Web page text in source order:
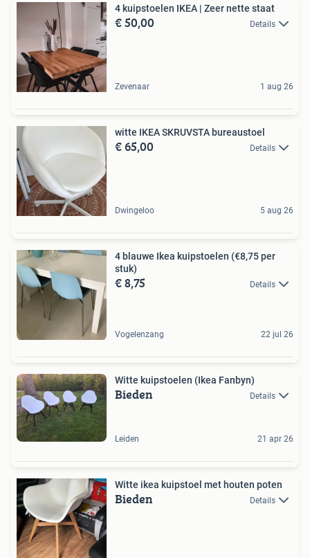
4 kuipstoelen IKEA | Zeer nette staat
€ 50,00 Details
Zevenaar 1 aug 26
witte IKEA SKRUVSTA bureaustoel
€ 65,00 Details
Dwingeloo 5 aug 26
4 blauwe Ikea kuipstoelen (€8,75 per
stuk)
€ 8,75 Details
Vogelenzang 22 jul 26
Witte kuipstoelen (Ikea Fanbyn)
Bieden Details
Leiden 21 apr 26
Witte ikea kuipstoel met houten poten
Bieden Details